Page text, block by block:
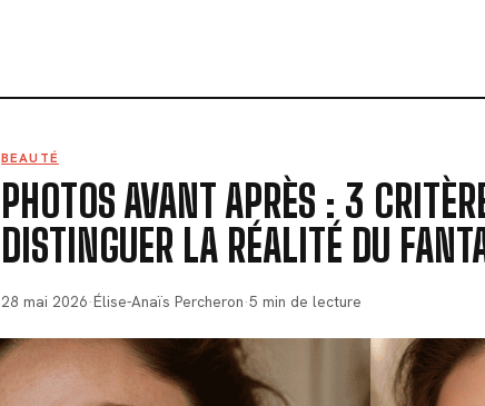
BEAUTÉ
PHOTOS AVANT APRÈS : 3
DISTINGUER LA RÉALITÉ DU
28 mai 2026·Élise-Anaïs Percheron·5 min de lecture